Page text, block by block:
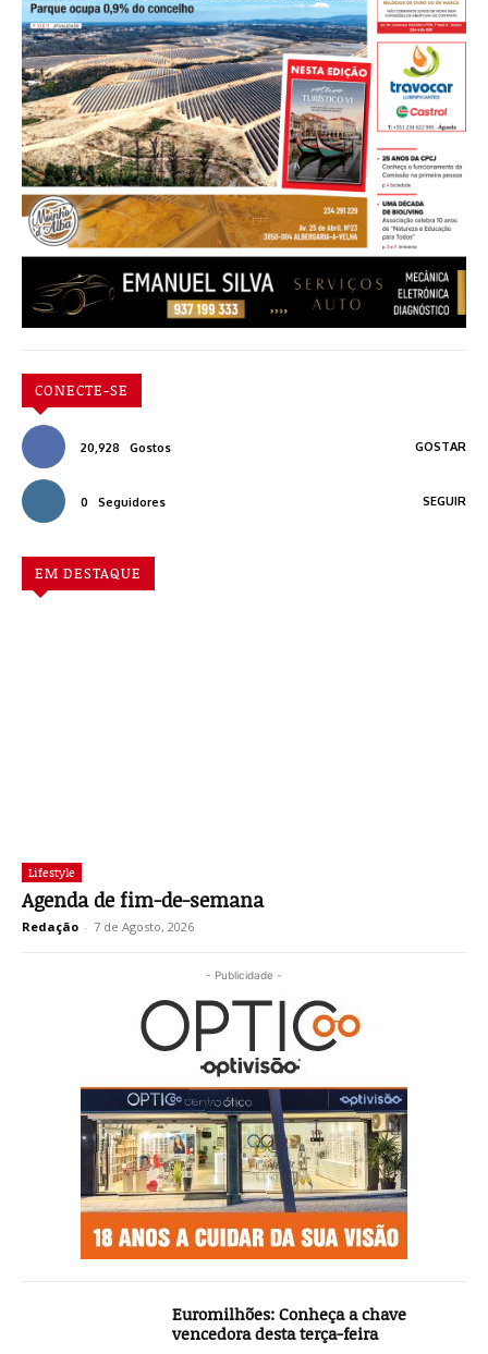
CONECTE-SE
20,928 Gostos GOSTAR
0 Seguidores SEGUIR
EM DESTAQUE
Lifestyle
Agenda de fim-de-semana
Redação - 7 de Agosto, 2026
- Publicidade -
Euromilhões: Conheça a chave
vencedora desta terça-feira